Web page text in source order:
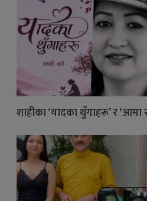
शाहीका ‘यादका थुँगाहरू’ र